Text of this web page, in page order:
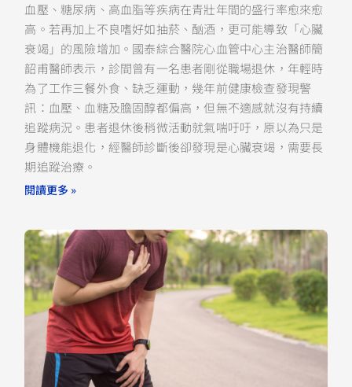
血壓、糖尿病、高血脂等疾病在青壯年間的盛行率愈來愈
高。若再加上不良嗜好如抽菸、酗酒，更可能導致「心臟
衰竭」的風險增加。國泰綜合醫院心血管中心主治醫師簡
韶甫醫師表示，診間曾有一名患者剛從職場退休，年輕時
為了工作三餐外食、缺乏運動，幾年前健康檢查發現警
訊：血壓、血糖及膽固醇都偏高，但無不適感就沒有持續
追蹤病況。患者退休後稍微活動就氣喘吁吁，原以為只是
身體機能退化，經醫師診斷後卻發現是心臟衰竭，需要長
期追蹤治療。
閱讀更多 »